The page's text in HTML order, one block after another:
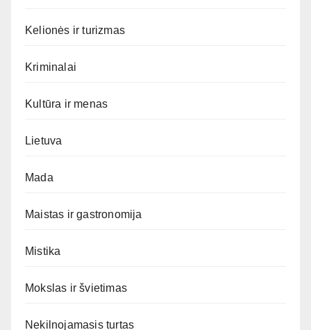
Kelionės ir turizmas
Kriminalai
Kultūra ir menas
Lietuva
Mada
Maistas ir gastronomija
Mistika
Mokslas ir švietimas
Nekilnojamasis turtas